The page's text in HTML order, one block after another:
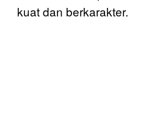
kuat dan berkarakter.